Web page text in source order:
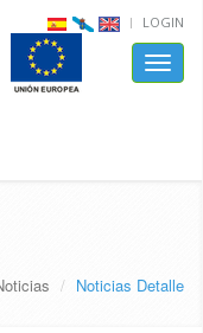
LOGIN
Toggle
Noticias Detalle